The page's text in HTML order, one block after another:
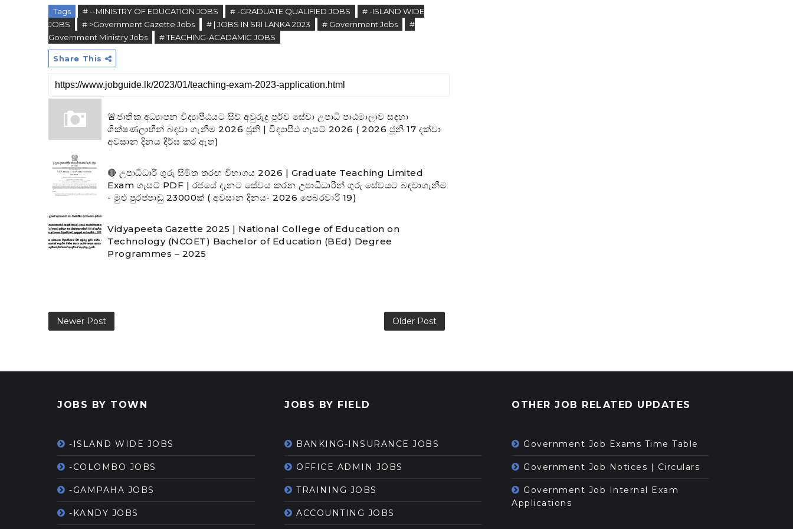
Tags # --MINISTRY OF EDUCATION JOBS # -GRADUATE QUALIFIED JOBS
# -ISLAND WIDE
JOBS
# >Government Gazette Jobs # | JOBS IN SRI LANKA 2023 # Government Jobs
#
Government Ministry Jobs
# TEACHING-ACADAMIC JOBS
Share This
🚨ජාතික අධ්‍යාපන විද්‍යාපීඨයට සිව් අවුරුදු පූර්ව සේවා උපාධි පාඨමාලාව සඳහා
ශික්ෂණලාභීන් බඳවා ගැනීම 2026 ජූනි | විද්‍යාපීඨ ගැසට් 2026 ( 2026 ජූනි 17 දක්වා
අවසාන දිනය දීර්ඝ කර ඇත)
🔴 උපාධිධාරී ගුරු සීමිත තරඟ විභාගය 2026 | Graduate Teaching Limited
Exam ගැසට් PDF | රජයේ දැනට සේවය කරන උපාධිධාරීන් ගුරු සේවයට බඳවාගැනීම
- මුළු පුරප්පාඩු 23000ක් ( අවසාන දිනය- 2026 පෙබරවාරි 19)
Vidyapeeta Gazette 2025 | National College of Education on
Technology (NCOET) Bachelor of Education (BEd) Degree
Programmes – 2025
Newer Post Older Post
JOBS BY TOWN
-ISLAND WIDE JOBS
-COLOMBO JOBS
-GAMPAHA JOBS
-KANDY JOBS
JOBS BY FIELD
BANKING-INSURANCE JOBS
OFFICE ADMIN JOBS
TRAINING JOBS
ACCOUNTING JOBS
OTHER JOB RELATED UPDATES
Government Job Exams Time Table
Government Job Notices | Circulars
Government Job Internal Exam
Applications